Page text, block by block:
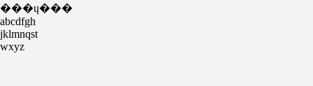
���ų���
abcdfgh
jklmnqst
wxyz